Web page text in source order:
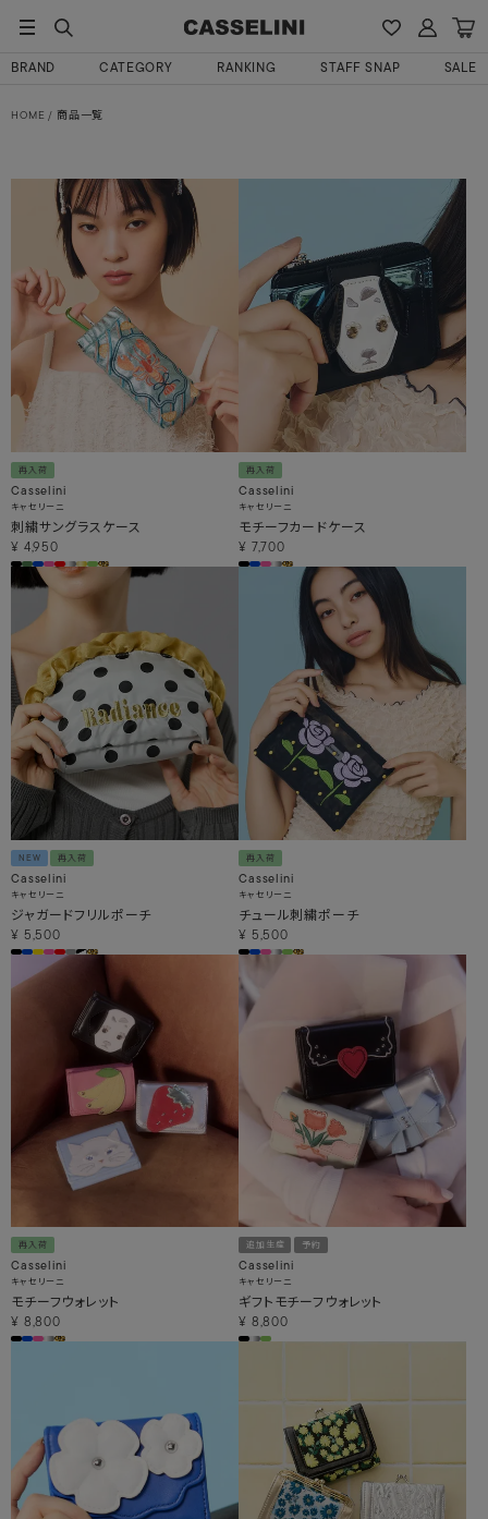
BRAND CATEGORY RANKING STAFF SNAP SALE
HOME 商品一覧
再入荷
Casselini
キャセリーニ
刺繍サングラスケース
¥ 4,950
再入荷
Casselini
キャセリーニ
モチーフカードケース
¥ 7,700
NEW 再入荷
Casselini
キャセリーニ
ジャガードフリルポーチ
¥ 5,500
再入荷
Casselini
キャセリーニ
チュール刺繍ポーチ
¥ 5,500
再入荷
Casselini
キャセリーニ
モチーフウォレット
¥ 8,800
追加生産 予約
Casselini
キャセリーニ
ギフトモチーフウォレット
¥ 8,800